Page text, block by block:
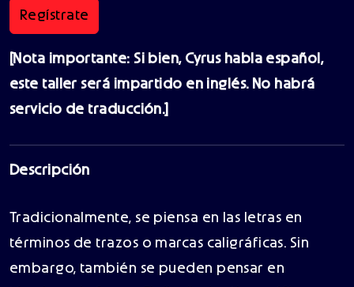
Regístrate
[Nota importante: Si bien, Cyrus habla español,
este taller será impartido en inglés. No habrá
servicio de traducción.]
Descripción
Tradicionalmente, se piensa en las letras en
términos de trazos o marcas caligráficas. Sin
embargo, también se pueden pensar en